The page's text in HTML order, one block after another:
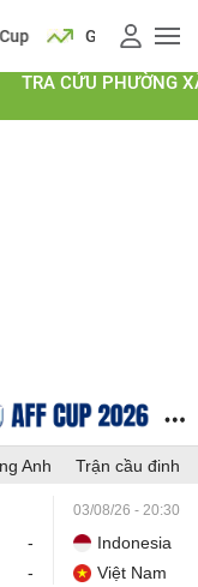
Giá vàng
TRA CỨU PHƯỜNG
Anh Trận cầu đinh
-
-
03/08/26 - 20:30
Indonesia
Việt Nam